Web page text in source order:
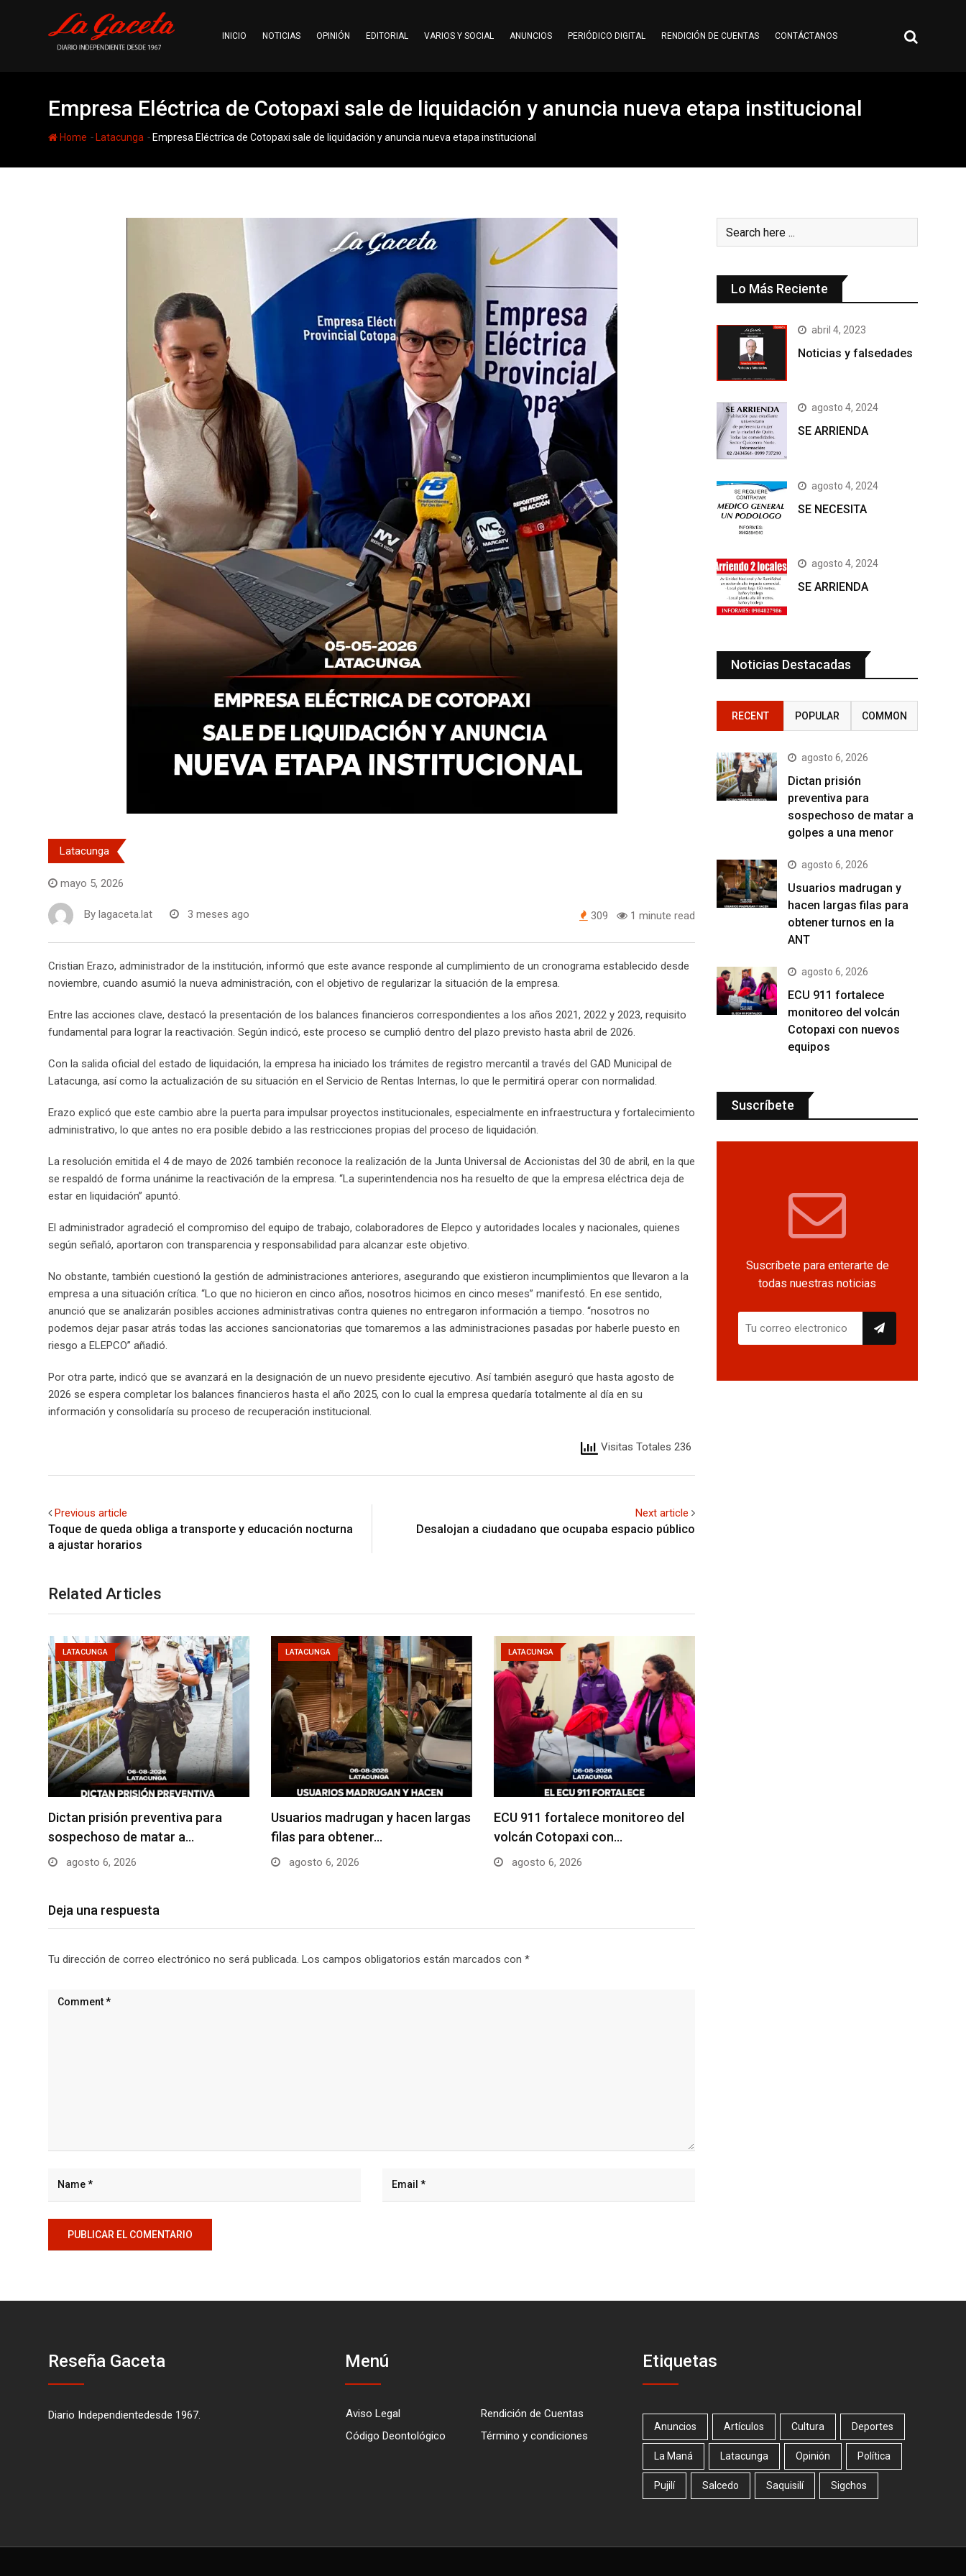
INICIO NOTICIAS OPINIÓN EDITORIAL VARIOS Y SOCIAL ANUNCIOS PERIÓDICO DIGITAL RENDICIÓN DE CUENTAS CONTÁCTANOS
Empresa Eléctrica de Cotopaxi sale de liquidación y anuncia nueva etapa institucional
Home - Latacunga - Empresa Eléctrica de Cotopaxi sale de liquidación y anuncia nueva etapa institucional
Latacunga
mayo 5, 2026
By lagaceta.lat 3 meses ago 309 1 minute read
Cristian Erazo, administrador de la institución, informó que este avance responde al cumplimiento de un cronograma establecido desde
noviembre, cuando asumió la nueva administración, con el objetivo de regularizar la situación de la empresa.
Entre las acciones clave, destacó la presentación de los balances financieros correspondientes a los años 2021, 2022 y 2023, requisito
fundamental para lograr la reactivación. Según indicó, este proceso se cumplió dentro del plazo previsto hasta abril de 2026.
Con la salida oficial del estado de liquidación, la empresa ha iniciado los trámites de registro mercantil a través del GAD Municipal de
Latacunga, así como la actualización de su situación en el Servicio de Rentas Internas, lo que le permitirá operar con normalidad.
Erazo explicó que este cambio abre la puerta para impulsar proyectos institucionales, especialmente en infraestructura y fortalecimiento
administrativo, lo que antes no era posible debido a las restricciones propias del proceso de liquidación.
La resolución emitida el 4 de mayo de 2026 también reconoce la realización de la Junta Universal de Accionistas del 30 de abril, en la que
se respaldó de forma unánime la reactivación de la empresa. “La superintendencia nos ha resuelto de que la empresa eléctrica deja de
estar en liquidación” apuntó.
El administrador agradeció el compromiso del equipo de trabajo, colaboradores de Elepco y autoridades locales y nacionales, quienes
según señaló, aportaron con transparencia y responsabilidad para alcanzar este objetivo.
No obstante, también cuestionó la gestión de administraciones anteriores, asegurando que existieron incumplimientos que llevaron a la
empresa a una situación crítica. “Lo que no hicieron en cinco años, nosotros hicimos en cinco meses” manifestó. En ese sentido,
anunció que se analizarán posibles acciones administrativas contra quienes no entregaron información a tiempo. “nosotros no
podemos dejar pasar atrás todas las acciones sancionatorias que tomaremos a las administraciones pasadas por haberle puesto en
riesgo a ELEPCO” añadió.
Por otra parte, indicó que se avanzará en la designación de un nuevo presidente ejecutivo. Así también aseguró que hasta agosto de
2026 se espera completar los balances financieros hasta el año 2025, con lo cual la empresa quedaría totalmente al día en su
información y consolidaría su proceso de recuperación institucional.
Visitas Totales 236
Previous article
Toque de queda obliga a transporte y educación nocturna
a ajustar horarios
Next article
Desalojan a ciudadano que ocupaba espacio público
Related Articles
LATACUNGA
Dictan prisión preventiva para
sospechoso de matar a…
agosto 6, 2026
LATACUNGA
Usuarios madrugan y hacen largas
filas para obtener…
agosto 6, 2026
LATACUNGA
ECU 911 fortalece monitoreo del
volcán Cotopaxi con…
agosto 6, 2026
Deja una respuesta
Tu dirección de correo electrónico no será publicada. Los campos obligatorios están marcados con *
Lo Más Reciente
abril 4, 2023
Noticias y falsedades
agosto 4, 2024
SE ARRIENDA
agosto 4, 2024
SE NECESITA
agosto 4, 2024
SE ARRIENDA
Noticias Destacadas
RECENT POPULAR COMMON
agosto 6, 2026
Dictan prisión
preventiva para
sospechoso de matar a
golpes a una menor
agosto 6, 2026
Usuarios madrugan y
hacen largas filas para
obtener turnos en la
ANT
agosto 6, 2026
ECU 911 fortalece
monitoreo del volcán
Cotopaxi con nuevos
equipos
Suscríbete
Suscríbete para enterarte de
todas nuestras noticias
Reseña Gaceta
Diario Independientedesde 1967.
Menú
Aviso Legal
Rendición de Cuentas
Código Deontológico
Término y condiciones
Etiquetas
Anuncios Artículos Cultura Deportes
La Maná Latacunga Opinión Política
Pujilí Salcedo Saquisilí Sigchos